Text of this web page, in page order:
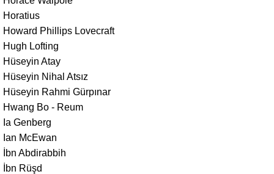
Horatius
Howard Phillips Lovecraft
Hugh Lofting
Hüseyin Atay
Hüseyin Nihal Atsız
Hüseyin Rahmi Gürpınar
Hwang Bo - Reum
Ia Genberg
Ian McEwan
İbn Abdirabbih
İbn Rüşd